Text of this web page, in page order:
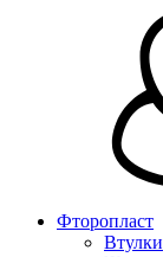
Фторопласт
Втулки